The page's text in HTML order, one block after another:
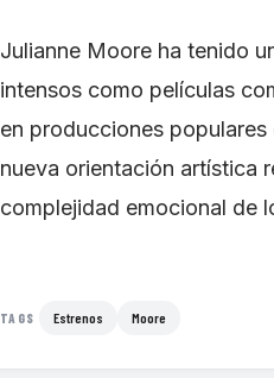
Julianne Moore ha tenido
intensos como películas
en producciones
nueva orientación artística
complejidad emocional de
TAGS Estrenos Moore